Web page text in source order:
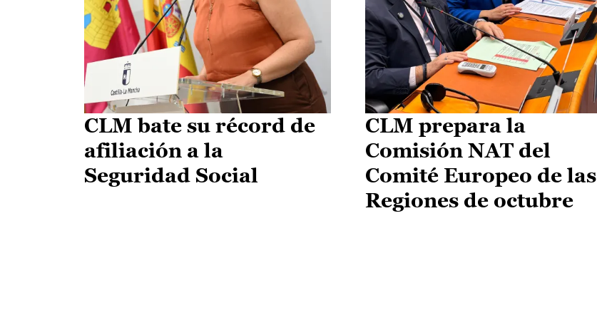
CLM bate su récord de
afiliación a la
Seguridad Social
CLM prepara la
Comisión NAT del
Comité Europeo de las
Regiones de octubre